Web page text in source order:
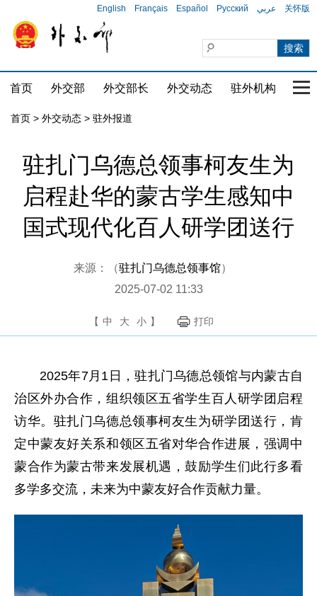
English Français Español Русский عربي 关怀版
首页 外交部 外交部长 外交动态 驻外机构 国
首页 > 外交动态 > 驻外报道
驻扎门乌德总领事柯友生为
启程赴华的蒙古学生感知中
国式现代化百人研学团送行
来源：（驻扎门乌德总领事馆）
2025-07-02 11:33
【 中 大 小 】 打印
2025年7月1日，驻扎门乌德总领馆与内蒙古自
治区外办合作，组织领区五省学生百人研学团启程
访华。驻扎门乌德总领事柯友生为研学团送行，肯
定中蒙友好关系和领区五省对华合作进展，强调中
蒙合作为蒙古带来发展机遇，鼓励学生们此行多看
多学多交流，未来为中蒙友好合作贡献力量。